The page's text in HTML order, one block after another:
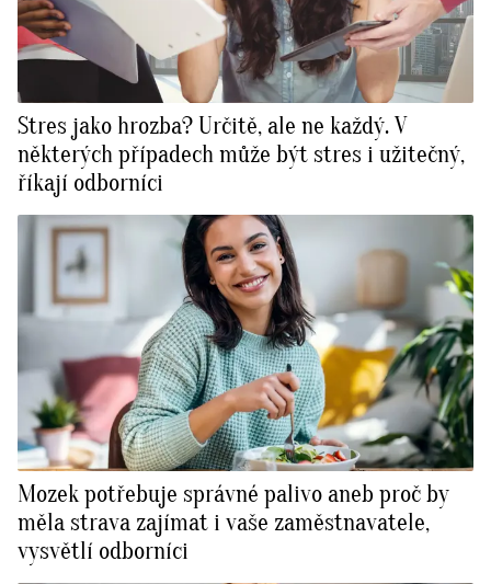
Stres jako hrozba? Určitě, ale ne každý. V
některých případech může být stres i užitečný,
říkají odborníci
Mozek potřebuje správné palivo aneb proč by
měla strava zajímat i vaše zaměstnavatele,
vysvětlí odborníci